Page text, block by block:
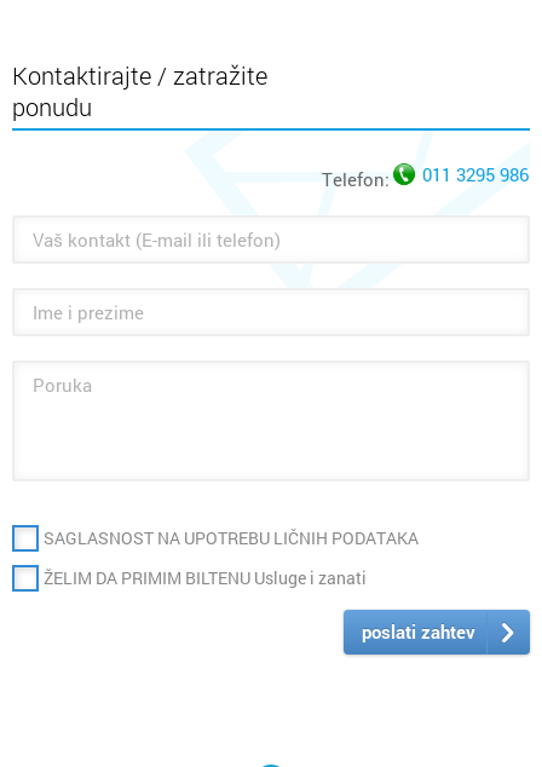
Kontaktirajte / zatražite
ponudu
Telefon: 011 3295 986
SAGLASNOST NA UPOTREBU LIČNIH PODATAKA
ŽELIM DA PRIMIM BILTENU Usluge i zanati
poslati zahtev